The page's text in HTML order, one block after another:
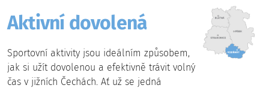
Aktivní dovolená
Sportovní aktivity jsou ideálním způsobem,
jak si užít dovolenou a efektivně trávit volný
čas v jižních Čechách. Ať už se jedná